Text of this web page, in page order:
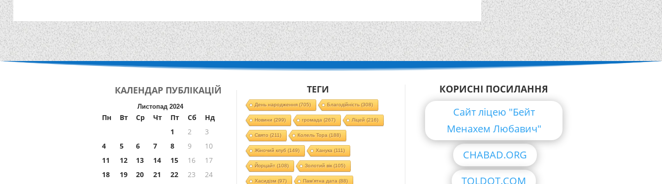
КАЛЕНДАР ПУБЛІКАЦІЙ
Листопад 2024
Пн Вт Ср Чт Пт Сб
Нд
1
2
3
4
5 6 7 8 9
10
11
12 13 14 15 16
17
18
19 20 21 22 23
24
ТЕГИ
День народження(705) Благодійність (308)
Новини (299) громада (267) Ліцей (216)
Свято (211) Колель Тора (188)
Жіночий клуб (149) Ханука (111)
Йорцайт (108) Золотий вік(105)
Хасидізм (97) Пам'ятна дата (88)
КОРИСНІ ПОСИЛАННЯ
Сайт ліцею "Бейт
Менахем Любавич"
CHABAD.ORG
TOLDOT.COM